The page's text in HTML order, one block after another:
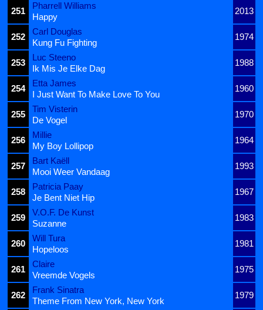
251
Pharrell Williams
2013
Happy
252
Carl Douglas
1974
Kung Fu Fighting
253
Luc Steeno
1988
Ik Mis Je Elke Dag
254
Etta James
1960
I Just Want To Make Love To You
255
Tim Visterin
1970
De Vogel
256
Millie
1964
My Boy Lollipop
257
Bart Kaëll
1993
Mooi Weer Vandaag
258
Patricia Paay
1967
Je Bent Niet Hip
259
V.O.F. De Kunst
1983
Suzanne
260
Will Tura
1981
Hopeloos
261
Claire
1975
Vreemde Vogels
262
Frank Sinatra
1979
Theme From New York, New York